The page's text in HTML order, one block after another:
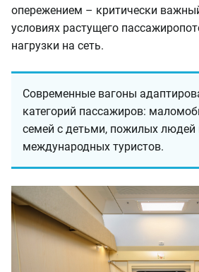
опережением – критически
условиях растущего
нагрузки на сеть.
Современные вагоны
категорий пассажиров:
семей с детьми, пожилых людей
международных туристов.